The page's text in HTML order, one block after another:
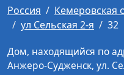
Россия Кемеровская
ул Сельская 2-я
32
Дом, находящийся по
Анжеро-Судженск, ул.